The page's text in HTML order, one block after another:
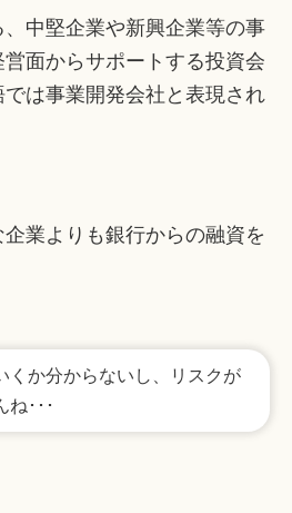
中堅企業や新興企業等の事
面からサポートする投資会
は事業開発会社と表現され
業よりも銀行からの融資を
くか分からないし、リスクが
ね･･･